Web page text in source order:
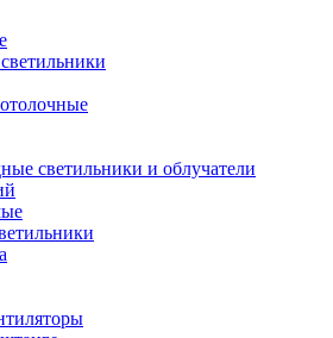
светильники и облучатели